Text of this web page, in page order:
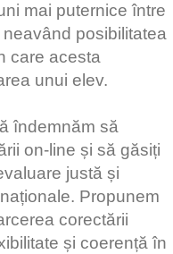
mai puternice între
posibilitatea
care acesta
unui elev.
îndemnăm să
on-line și să găsiți
justă și
Propunem
corectării
și coerență în